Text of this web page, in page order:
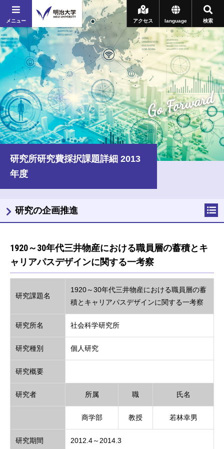
メニュー 検索
language
アクセス
Go Forward
研究所研究費採択課題詳細 2013
年度
1920～30年代三井物産における職員層の蓄積とキ
ャリアパスデザインに関する一考察
研究課題名
1920～30年代三井物産における職員層の蓄
積とキャリアパスデザインに関する一考察
研究所名 社会科学研究所
研究種別 個人研究
研究概要
研究者 所属 職 氏名
商学部 教授 若林幸男
研究期間 2012.4～2014.3
研究の企画推進